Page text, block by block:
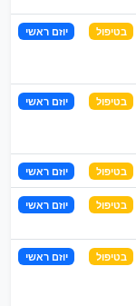
בטיפול יוזם ראשי
בטיפול יוזם ראשי
בטיפול יוזם ראשי
בטיפול יוזם ראשי
בטיפול יוזם ראשי